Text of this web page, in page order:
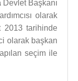
Devlet Başkanı
olarak
tarihinde
olarak başkan
seçim ile